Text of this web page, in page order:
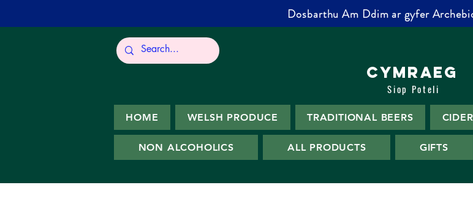
Dosbarthu Am Ddim ar gyfer
CYMRAEG
Siop Poteli
HOME WELSH PRODUCE TRADITIONAL BEERS CIDER
NON ALCOHOLICS ALL PRODUCTS GIFTS